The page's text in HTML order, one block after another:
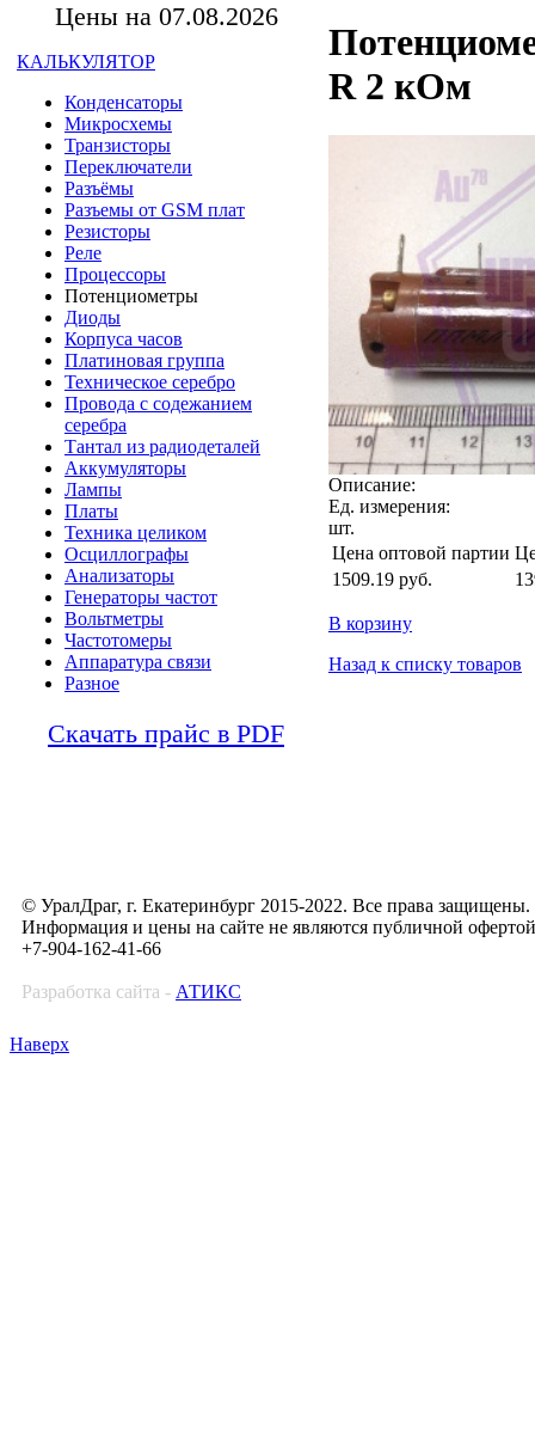
Цены на 07.08.2026
КАЛЬКУЛЯТОР
Конденсаторы
Микросхемы
Транзисторы
Переключатели
Разъёмы
Разъемы от GSM плат
Резисторы
Реле
Процессоры
Потенциометры
Диоды
Корпуса часов
Платиновая группа
Техническое серебро
Провода с содежанием
серебра
Тантал из радиодеталей
Аккумуляторы
Лампы
Платы
Техника целиком
Осциллографы
Анализаторы
Генераторы частот
Вольтметры
Частотомеры
Аппаратура связи
Разное
Скачать прайс в PDF
R 2 кОм
Описание:
Ед. измерения:
шт.
Цена оптовой партии
1509.19 руб.
В корзину
Назад к списку товаров
© УралДраг, г. Екатеринбург 2015-2022. Все права защищены.
Информация и цены на сайте не являются публичной офертой
+7-904-162-41-66
Разработка сайта - АТИКС
Наверх